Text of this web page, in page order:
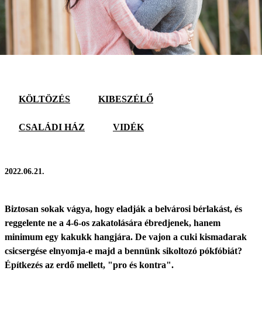
KÖLTÖZÉS KIBESZÉLŐ
CSALÁDI HÁZ VIDÉK
2022.06.21.
Biztosan sokak vágya, hogy eladják a belvárosi bérlakást, és
reggelente ne a 4-6-os zakatolására ébredjenek, hanem
minimum egy kakukk hangjára. De vajon a cuki kismadarak
csicsergése elnyomja-e majd a bennünk sikoltozó pókfóbiát?
Építkezés az erdő mellett, "pro és kontra".